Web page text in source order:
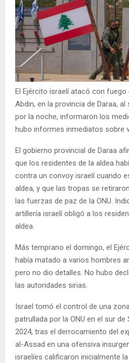
El Ejército israelí atacó con fuego
Abdin, en la provincia de Daraa,
por la noche, informaron los
hubo informes inmediatos sobre
El gobierno provincial de Daraa
que los residentes de la aldea
contra un convoy israelí cuando
aldea, y que las tropas se
las fuerzas de paz de la ONU.
artillería israelí obligó a los
aldea.
Más temprano el domingo, el
había matado a varios hombres
pero no dio detalles. No hubo
las autoridades sirias.
Israel tomó el control de una
patrullada por la ONU en el sur de
2024, tras el derrocamiento del
al-Assad en una ofensiva
israelíes calificaron inicialmente